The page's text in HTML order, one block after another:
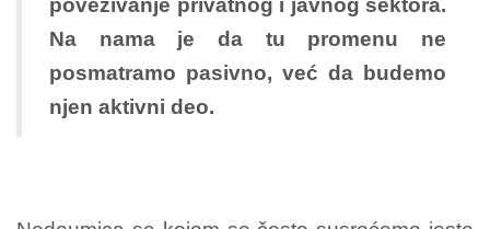
povezivanje privatnog i javnog sektora.
Na nama je da tu promenu ne
posmatramo pasivno, već da budemo
njen aktivni deo.